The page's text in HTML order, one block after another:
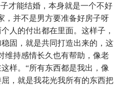
才能结婚，本身就是一个不好
，并不是男方要准备好房子呀
人的付出都在里面。这样子，
固，就是共同打造出来的，这
维持感情长久也有帮助，像老
样。“所有东西都是我出，像
，就是我花光我所有的东西把